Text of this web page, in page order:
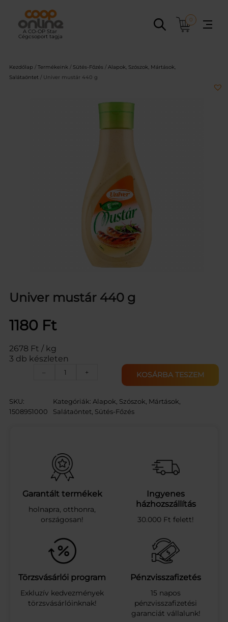
tartalomhoz
0
Kezdőlap / Termékeink / Sütés-Főzés / Alapok, Szószok, Mártások,
Salátaöntet / Univer mustár 440 g
Univer mustár 440 g
1180 Ft
2678 Ft / kg
3 db készleten
–
U
V
E
T
Á
R
E
M
E
T
E
S
Á
T
L
Á
+ KOSÁRBA TESZEM
SKU:
1508951000
Kategóriák: Alapok, Szószok, Mártások,
Salátaöntet Sütés-Főzés
Garantált termékek
holnapra, otthonra,
országosan!
Ingyenes
házhozszállítás
30.000 Ft felett!
Törzsvásárlói program
Exkluzív kedvezmények
törzsvásárlóinknak!
Pénzvisszafizetés
15 napos
pénzvisszafizetési
garanciát vállalunk!